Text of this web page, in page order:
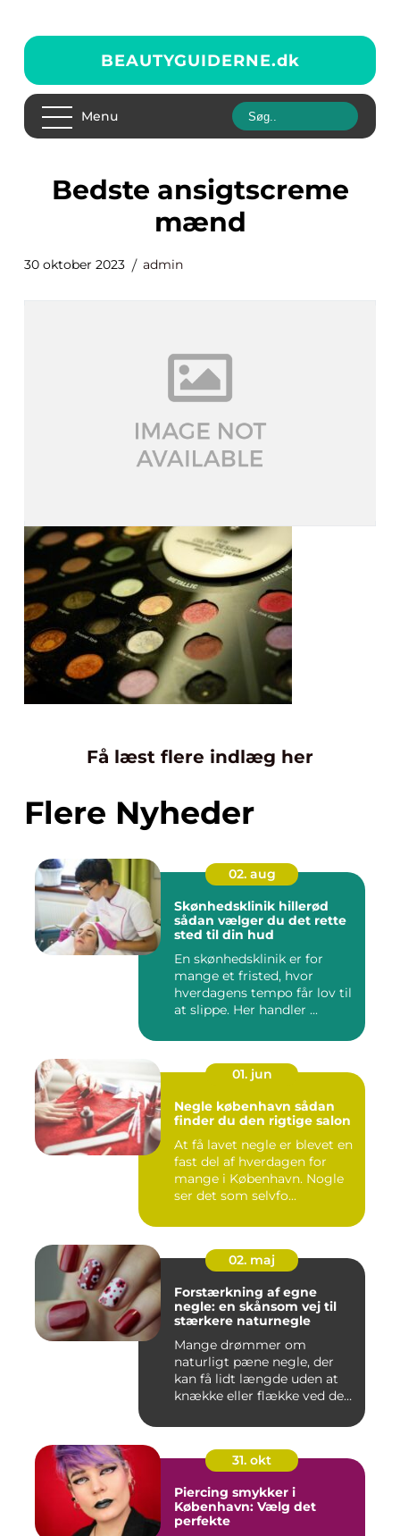
BEAUTYGUIDERNE.dk
Menu
bedste ansigtscreme
mænd
30 oktober 2023 admin
Få læst flere indlæg her
Flere Nyheder
02. aug
Skønhedsklinik hillerød
sådan vælger du det rette
sted til din hud
En skønhedsklinik er for
mange et fristed, hvor
hverdagens tempo får lov til
at slippe. Her handler ...
01. jun
Negle københavn sådan
finder du den rigtige salon
At få lavet negle er blevet en
fast del af hverdagen for
mange i København. Nogle
ser det som selvfo...
02. maj
Forstærkning af egne
negle: en skånsom vej til
stærkere naturnegle
Mange drømmer om
naturligt pæne negle, der
kan få lidt længde uden at
knække eller flække ved den
31. okt
Piercing smykker i
København: Vælg det
perfekte